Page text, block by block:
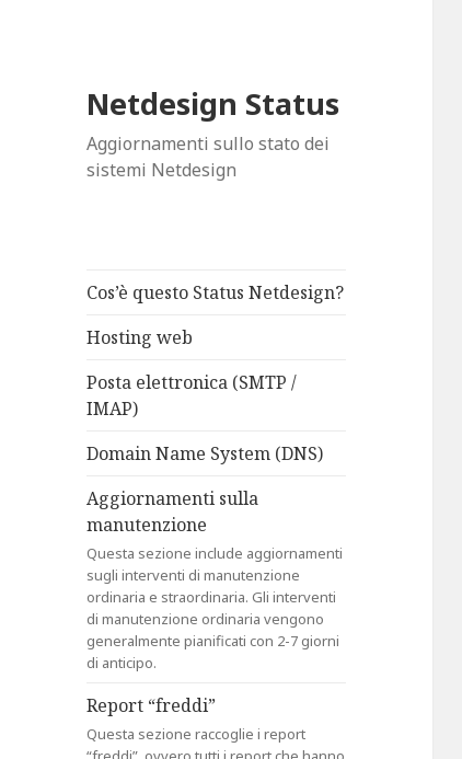
Netdesign Status
Aggiornamenti sullo stato dei
sistemi Netdesign
Cos’è questo Status Netdesign?
Hosting web
Posta elettronica (SMTP /
IMAP)
Domain Name System (DNS)
Aggiornamenti sulla
manutenzione
Questa sezione include aggiornamenti
sugli interventi di manutenzione
ordinaria e straordinaria. Gli interventi
di manutenzione ordinaria vengono
generalmente pianificati con 2-7 giorni
di anticipo.
Report “freddi”
Questa sezione raccoglie i report